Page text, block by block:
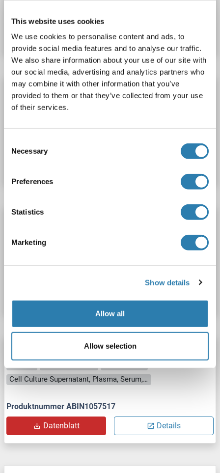
This website uses cookies
We use cookies to personalise content and ads, to
provide social media features and to analyse our traffic.
We also share information about your use of our site with
our social media, advertising and analytics partners who
may combine it with other information that you’ve
provided to them or that they’ve collected from your use
of their services.
Selection
Necessary
Preferences
Statistics
Marketing
Show details
Allow all
Allow selection
Produktnummer ABIN1057512
Datenblatt Details
ProGRP ELISA Kit
ProGRP Reaktivität: Meerschweinchen
Produktnummer ABIN1057515
Cell Culture Supernatant, Plasma, Serum, Tissue Homogenate
Produktnummer ABIN1057517
Datenblatt Details